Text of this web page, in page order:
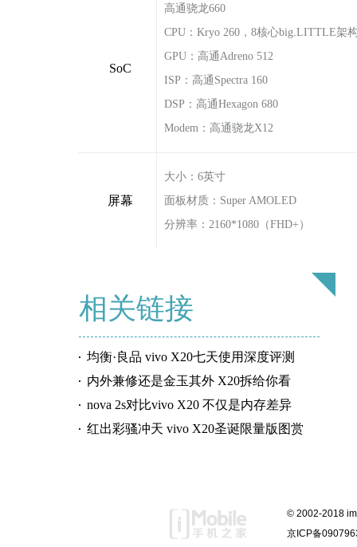
SoC
高通骁龙660
CPU：Kryo 260，8核心big.LITTLE架
GPU：高通Adreno 512
ISP：高通Spectra 160
DSP：高通Hexagon 680
Modem：高通骁龙X12
屏幕
大小：6英寸
面板材质：Super AMOLED
分辨率：2160*1080（FHD+）
相关链接
均衡·良品 vivo X20七天使用深度评测
内外兼修还是金玉其外 X20拆给你看
nova 2s对比vivo X20 不仅是内存差异
红出彩骚冲天 vivo X20圣诞限量版图赏
© 2002-2018
京ICP备